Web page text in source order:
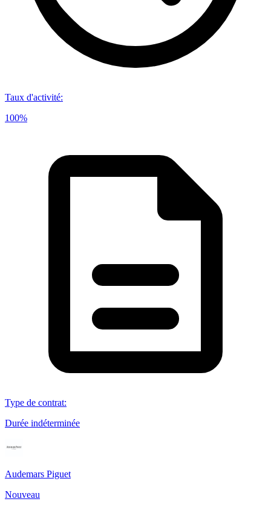
Taux d'activité:
100%
Type de contrat:
Durée indéterminée
Audemars Piguet
Nouveau